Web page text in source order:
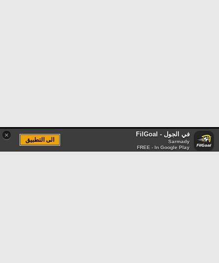
× في الجول - FilGoal
Sarmady
FREE - In Google Play
الى التطبيق